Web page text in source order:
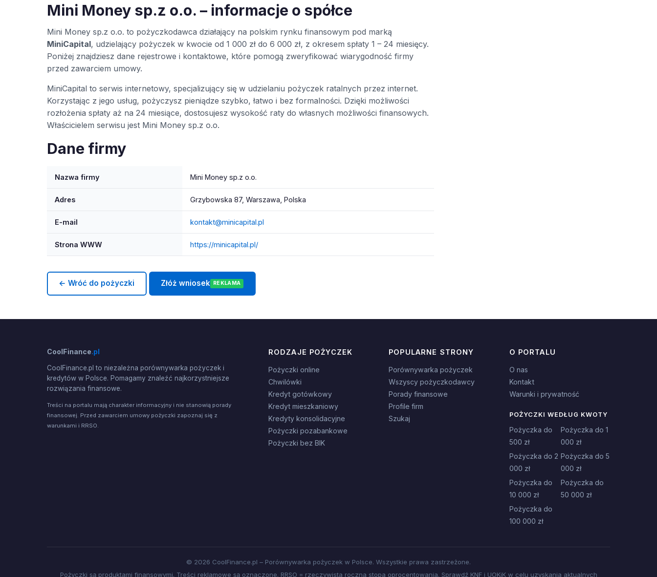
Mini Money sp.z o.o. – informacje o spółce
Mini Money sp.z o.o. to pożyczkodawca działający na polskim rynku finansowym pod marką
MiniCapital, udzielający pożyczek w kwocie od 1 000 zł do 6 000 zł, z okresem spłaty 1 – 24 miesięcy.
Poniżej znajdziesz dane rejestrowe i kontaktowe, które pomogą zweryfikować wiarygodność firmy
przed zawarciem umowy.
MiniCapital to serwis internetowy, specjalizujący się w udzielaniu pożyczek ratalnych przez internet.
Korzystając z jego usług, pożyczysz pieniądze szybko, łatwo i bez formalności. Dzięki możliwości
rozłożenia spłaty aż na 24 miesiące, dostosujesz wysokość raty do własnych możliwości finansowych.
Właścicielem serwisu jest Mini Money sp.z o.o.
Dane firmy
Nazwa firmy Mini Money sp.z o.o.
Adres Grzybowska 87, Warszawa, Polska
E-mail kontakt@minicapital.pl
Strona WWW https://minicapital.pl/
← Wróć do pożyczki Złóż wniosek REKLAMA
CoolFinance.pl
CoolFinance.pl to niezależna porównywarka pożyczek i
kredytów w Polsce. Pomagamy znaleźć najkorzystniejsze
rozwiązania finansowe.
Treści na portalu mają charakter informacyjny i nie stanowią porady
finansowej. Przed zawarciem umowy pożyczki zapoznaj się z
warunkami i RRSO.
RODZAJE POŻYCZEK
Pożyczki online
Chwilówki
Kredyt gotówkowy
Kredyt mieszkaniowy
Kredyty konsolidacyjne
Pożyczki pozabankowe
Pożyczki bez BIK
POPULARNE STRONY
Porównywarka pożyczek
Wszyscy pożyczkodawcy
Porady finansowe
Profile firm
Szukaj
O PORTALU
O nas
Kontakt
Warunki i prywatność
POŻYCZKI WEDŁUG KWOTY
Pożyczka do
500 zł
Pożyczka do 1
000 zł
Pożyczka do 2
000 zł
Pożyczka do 5
000 zł
Pożyczka do
10 000 zł
Pożyczka do
50 000 zł
Pożyczka do
100 000 zł
© 2026 CoolFinance.pl – Porównywarka pożyczek w Polsce. Wszystkie prawa zastrzeżone.
Pożyczki są produktami finansowymi. Treści reklamowe są oznaczone. RRSO = rzeczywista roczna stopa oprocentowania. Sprawdź KNF i UOKiK w celu uzyskania aktualnych